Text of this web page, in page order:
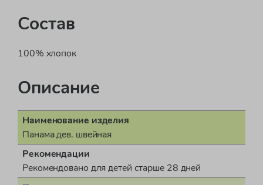
Состав
100% хлопок
Описание
Наименование изделия
Панама дев. швейная
Рекомендации
Рекомендовано для детей старше 28 дней